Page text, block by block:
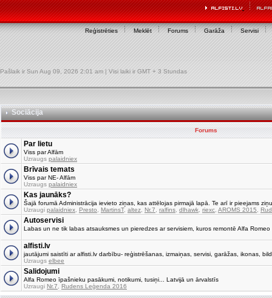
Reģistrēties Meklēt Forums Garāža Servisi
Pašlaik ir Sun Aug 09, 2026 2:01 am | Visi laiki ir GMT + 3 Stundas
Sociācija
Forums
Par lietu
Viss par Alfām
Uzraugs palaidniex
Brīvais temats
Viss par NE- Alfām
Uzraugs palaidniex
Kas jaunāks?
Šajā forumā Administrācija ievieto ziņas, kas attēlojas pirmajā lapā. Te arī ir pieejams
Uzraugi palaidniex Presto MartinsT, altez Nr.7 ralfins dlhawk riexc AROMS 2015
Autoservisi
Labas un ne tik labas atsauksmes un pieredzes ar servisiem, kuros remontē Alfa Romeo
alfisti.lv
jautājumi saistīti ar alfisti.lv darbību- reģistrēšanas, izmaiņas, servisi, garāžas, ikonas,
Uzraugs elbee
Salidojumi
Alfa Romeo īpašnieku pasākumi, notikumi, tusiņi... Latvijā un ārvalstīs
Uzraugi Nr.7 Rudens Leģenda 2016